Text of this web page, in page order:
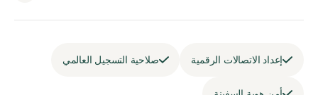
إعداد الاتصالات الرقمية صلاحية التسجيل العالمي